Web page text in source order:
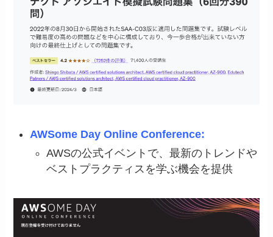
AWSome Day Online Conference:
AWSの公式イベントで、最新のトレンドや
ベストプラクティスを学ぶ機会を提供